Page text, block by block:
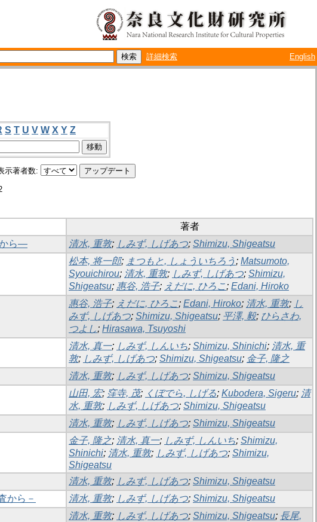
詳細検索 English
S T U V W X Y Z
示著者数:
著者
から― 清水, 重敦; しみず, しげあつ; Shimizu, Shigeatsu
松本, 将一郎; まつもと, しょういちろう ; Matsumoto,
Syouichirou; 清水, 重敦; しみず, しげあつ; Shimizu,
Shigeatsu; 惠谷, 浩子; えだに, ひろこ; Edani, Hiroko
惠谷, 浩子; えだに, ひろこ; Edani, Hiroko; 清水, 重敦; し
みず, しげあつ; Shimizu, Shigeatsu; 平澤, 毅; ひらさわ,
つよし; Hirasawa, Tsuyoshi
清水, 真一; しみず, しんいち; Shimizu, Shinichi; 清水, 重
敦; しみず, しげあつ; Shimizu, Shigeatsu; 金子, 隆之
清水, 重敦; しみず, しげあつ; Shimizu, Shigeatsu
山田, 宏; 窪寺, 茂; くぼでら, しげる; Kubodera, Sigeru; 清
水, 重敦; しみず, しげあつ; Shimizu, Shigeatsu
清水, 重敦; しみず, しげあつ; Shimizu, Shigeatsu
金子, 隆之; 清水, 真一; しみず, しんいち; Shimizu,
Shinichi; 清水, 重敦; しみず, しげあつ; Shimizu,
Shigeatsu
清水, 重敦; しみず, しげあつ; Shimizu, Shigeatsu
から－ 清水, 重敦; しみず, しげあつ; Shimizu, Shigeatsu
清水, 重敦; しみず, しげあつ; Shimizu, Shigeatsu; 長尾,